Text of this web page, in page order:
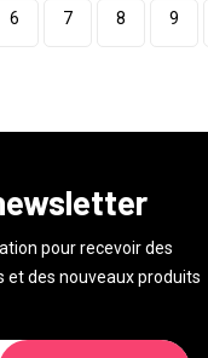
6 7 8 9
pour recevoir des
et des nouveaux produits